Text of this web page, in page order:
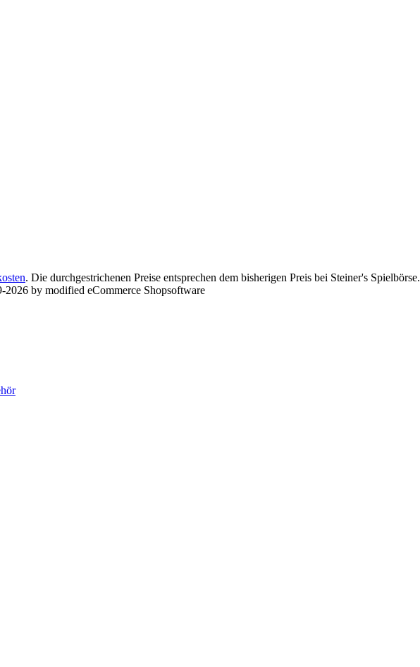
. Die durchgestrichenen Preise entsprechen dem bisherigen Preis bei Steiner's Spielbörse.
by modified eCommerce Shopsoftware